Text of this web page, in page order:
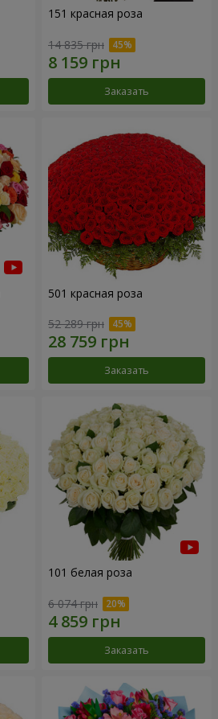
151 красная роза
14 835 грн
Заказать
501 красная роза
52 289 грн
Заказать
101 белая роза
6 074 грн
Заказать